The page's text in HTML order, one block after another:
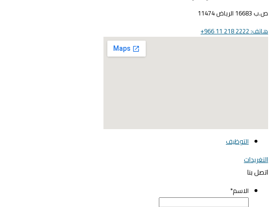
ص.ب 16683 الرياض 11474
هاتف: 2222 218 11 966+
elegant media icon set
التوظيف
التغريدات
اتصل بنا
الاسم*